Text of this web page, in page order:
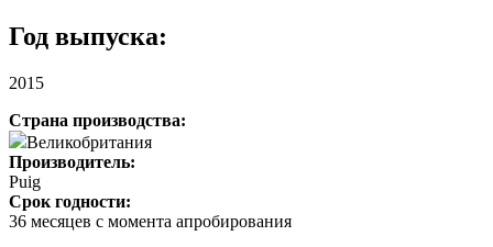
Год выпуска:
2015
Страна производства:
Великобритания
Производитель:
Puig
Срок годности:
36 месяцев с момента апробирования